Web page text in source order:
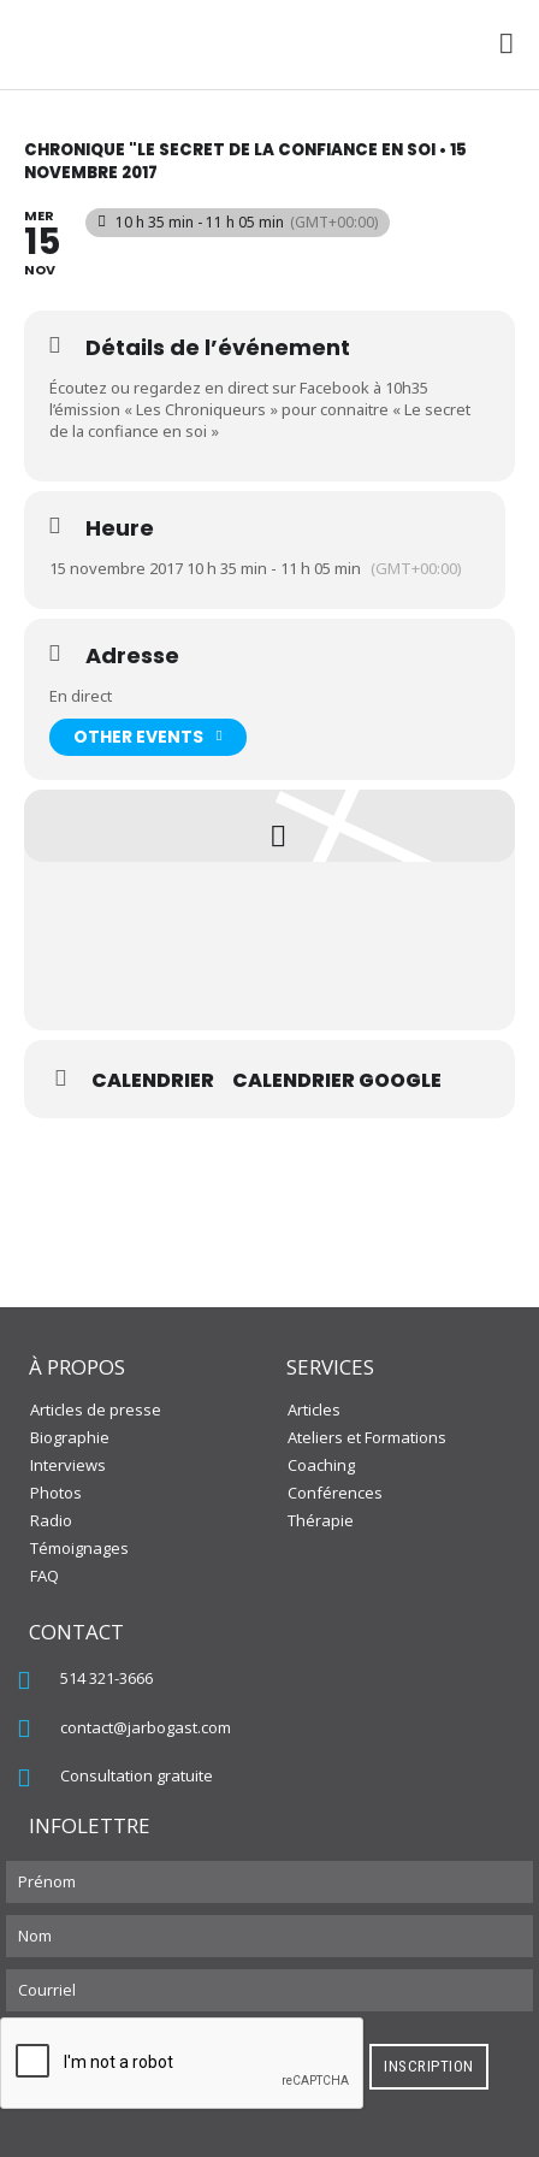
CHRONIQUE "LE SECRET DE LA CONFIANCE EN SOI • 15
NOVEMBRE 2017
MER
15
NOV
10 h 35 min - 11 h 05 min (GMT+00:00)
Détails de l’événement
Écoutez ou regardez en direct sur Facebook à 10h35
l’émission « Les Chroniqueurs » pour connaitre « Le secret
de la confiance en soi »
Heure
15 novembre 2017 10 h 35 min - 11 h 05 min (GMT+00:00)
Adresse
En direct
OTHER EVENTS
CALENDRIER CALENDRIER GOOGLE
À PROPOS
Articles de presse
Biographie
Interviews
Photos
Radio
Témoignages
FAQ
SERVICES
Articles
Ateliers et Formations
Coaching
Conférences
Thérapie
CONTACT
514 321-3666
contact@jarbogast.com
Consultation gratuite
INFOLETTRE